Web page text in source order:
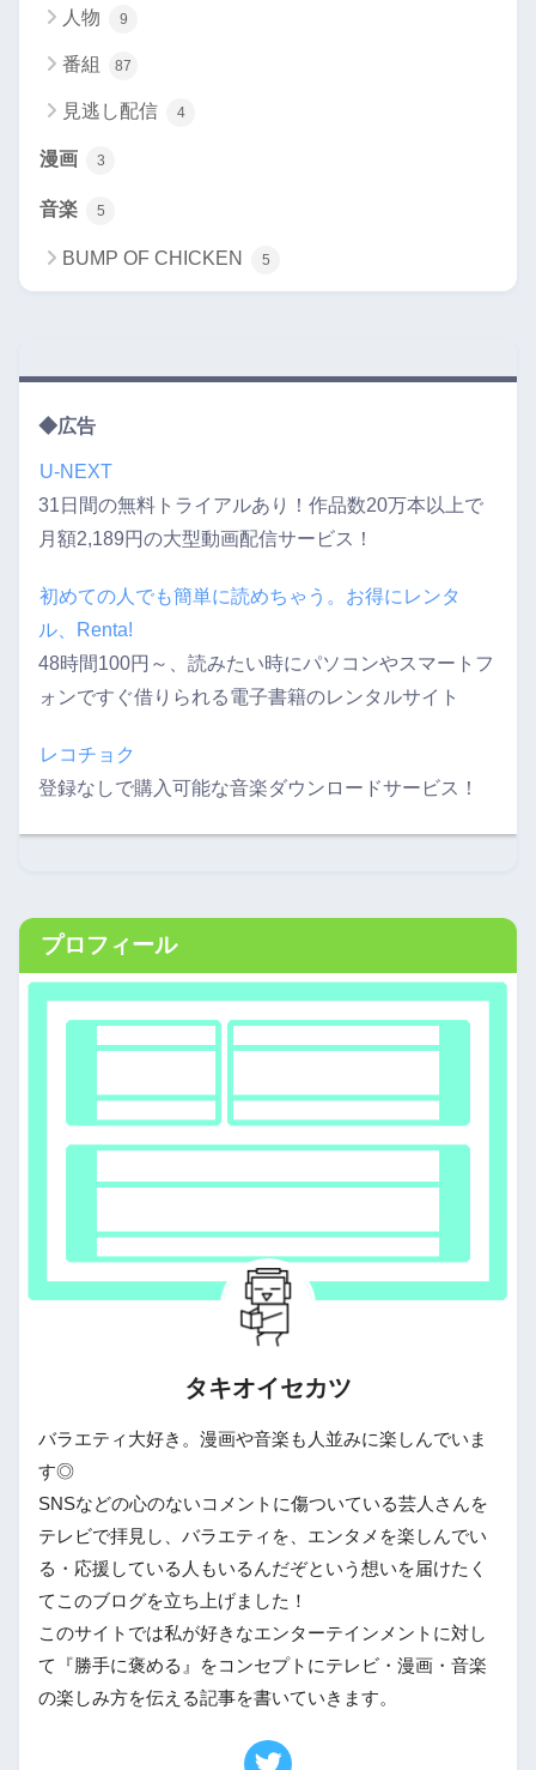
人物 9
番組 87
見逃し配信 4
漫画 3
音楽 5
BUMP OF CHICKEN 5
◆広告
U-NEXT
31日間の無料トライアルあり！作品数20万本以上で
月額2,189円の大型動画配信サービス！
初めての人でも簡単に読めちゃう。お得にレンタ
ル、Renta!
48時間100円～、読みたい時にパソコンやスマートフ
ォンですぐ借りられる電子書籍のレンタルサイト
レコチョク
登録なしで購入可能な音楽ダウンロードサービス！
プロフィール
タキオイセカツ
バラエティ大好き。漫画や音楽も人並みに楽しんでいま
す◎
SNSなどの心のないコメントに傷ついている芸人さんを
テレビで拝見し、バラエティを、エンタメを楽しんでい
る・応援している人もいるんだぞという想いを届けたく
てこのブログを立ち上げました！
このサイトでは私が好きなエンターテインメントに対し
て『勝手に褒める』をコンセプトにテレビ・漫画・音楽
の楽しみ方を伝える記事を書いていきます。